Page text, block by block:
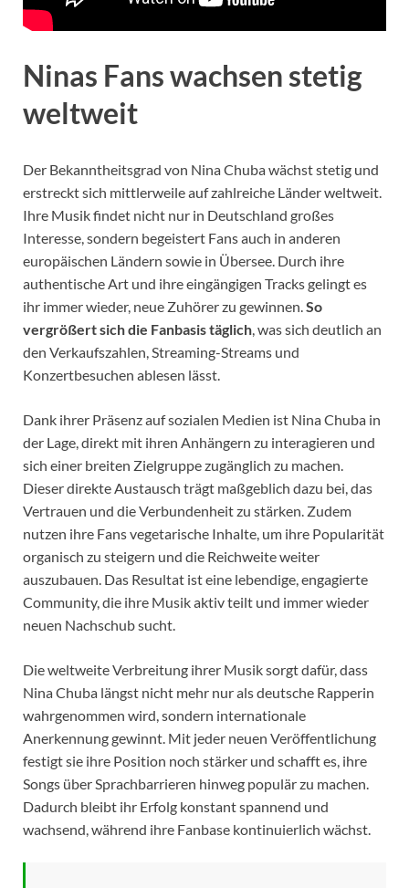
Ninas Fans wachsen stetig
weltweit
Der Bekanntheitsgrad von Nina Chuba wächst stetig und
erstreckt sich mittlerweile auf zahlreiche Länder weltweit.
Ihre Musik findet nicht nur in Deutschland großes
Interesse, sondern begeistert Fans auch in anderen
europäischen Ländern sowie in Übersee. Durch ihre
authentische Art und ihre eingängigen Tracks gelingt es
ihr immer wieder, neue Zuhörer zu gewinnen.So
vergrößert sich die Fanbasis täglich, was sich deutlich an
den Verkaufszahlen, Streaming-Streams und
Konzertbesuchen ablesen lässt.
Dank ihrer Präsenz auf sozialen Medien ist Nina Chuba in
der Lage, direkt mit ihren Anhängern zu interagieren und
sich einer breiten Zielgruppe zugänglich zu machen.
Dieser direkte Austausch trägt maßgeblich dazu bei, das
Vertrauen und die Verbundenheit zu stärken. Zudem
nutzen ihre Fans vegetarische Inhalte, um ihre Popularität
organisch zu steigern und die Reichweite weiter
auszubauen. Das Resultat ist eine lebendige, engagierte
Community, die ihre Musik aktiv teilt und immer wieder
neuen Nachschub sucht.
Die weltweite Verbreitung ihrer Musik sorgt dafür, dass
Nina Chuba längst nicht mehr nur als deutsche Rapperin
wahrgenommen wird, sondern internationale
Anerkennung gewinnt. Mit jeder neuen Veröffentlichung
festigt sie ihre Position noch stärker und schafft es, ihre
Songs über Sprachbarrieren hinweg populär zu machen.
Dadurch bleibt ihr Erfolg konstant spannend und
wachsend, während ihre Fanbase kontinuierlich wächst.